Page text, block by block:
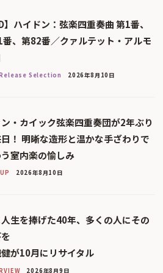
】ハイドン：弦楽四重奏曲 第1番、
番、第82番／クァルテット・アルモ
Selection 2026年8月10日
・カイック弦楽四重奏団が2年ぶり
！ 明晰な造形と温かな手ざわりで
室内楽の愉しみ
2026年8月10日
生を捧げた40年、多くの人にその
が10月にリサイタル
2026年8月9日